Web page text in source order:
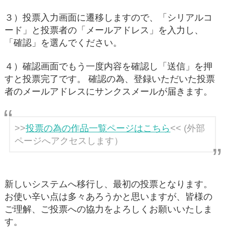
３）投票入力画面に遷移しますので、「シリアルコ
ード」と投票者の「メールアドレス」を入力し、
「確認」を選んでください。
４）確認画面でもう一度内容を確認し「送信」を押
すと投票完了です。 確認の為、登録いただいた投票
者のメールアドレスにサンクスメールが届きます。
>>投票の為の作品一覧ページはこちら<< (外部
ページへアクセスします）
新しいシステムへ移行し、最初の投票となります。
お使い辛い点は多々あろうかと思いますが、皆様の
ご理解、ご投票への協力をよろしくお願いいたしま
す。